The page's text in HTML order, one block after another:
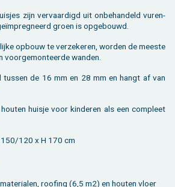
zijn ver­vaar­digd uit on­be­han­deld vu­ren­
groen is op­ge­bouwd.
op­bouw te ver­ze­ke­ren, wor­den de mees­te
voor­ge­mon­teer­de wan­den.
de 16 mm en 28 mm en hangt af van
huis­je voor kin­de­ren als een com­pleet
120 x H 170 cm
roo­fing (6,5 m2) en hou­ten vloer